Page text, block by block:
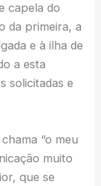
capela do
da primeira, a
e à ilha de
a esta
solicitadas e
“o meu
muito
que se